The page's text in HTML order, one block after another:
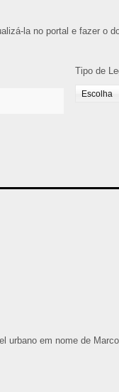
la no portal e fazer o
Tipo de
urbano em nome de